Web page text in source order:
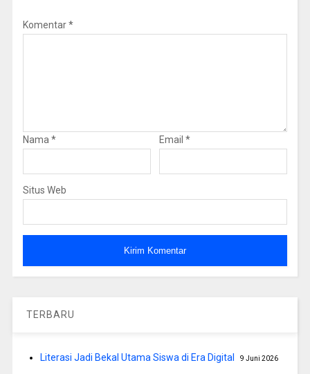
Komentar*
Nama * Email *
Situs Web
TERBARU
Literasi Jadi Bekal Utama Siswa di Era Digital 9 Juni 2026